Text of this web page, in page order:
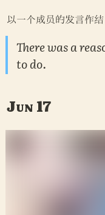
以一个成员的发言作结
There was a
to do.
Jun 17